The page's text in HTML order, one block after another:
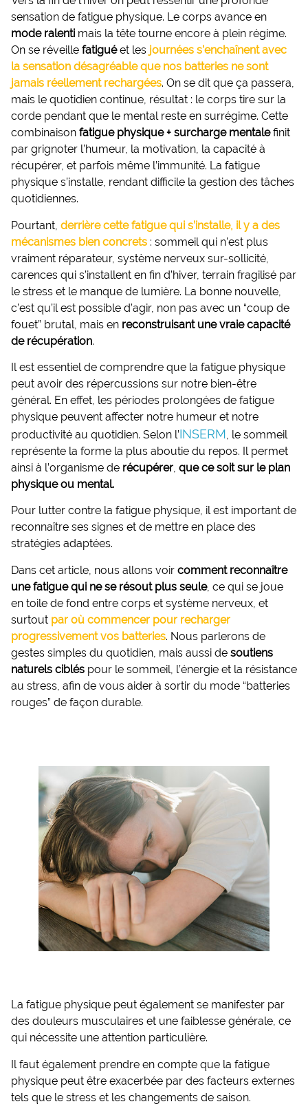
sensation de fatigue physique. Le corps avance en
mode ralenti mais la tête tourne encore à plein régime.
On se réveille fatiguéet les journées s’enchaînent avec
la sensation désagréable que nos batteries ne sont
jamais réellement rechargées. On se dit que ça passera,
mais le quotidien continue, résultat : le corps tire sur la
corde pendant que le mental reste en surrégime. Cette
combinaison fatigue physique + surcharge mentalefinit
par grignoter l’humeur, la motivation, la capacité à
récupérer, et parfois même l’immunité. La fatigue
physique s’installe, rendant difficile la gestion des tâches
quotidiennes.
Pourtant, derrière cette fatigue qui s’installe, il y a des
mécanismes bien concrets : sommeil qui n’est plus
vraiment réparateur, système nerveux sur-sollicité,
carences qui s’installent en fin d’hiver, terrain fragilisé par
le stress et le manque de lumière. La bonne nouvelle,
c’est qu’il est possible d’agir, non pas avec un “coup de
fouet” brutal, mais en reconstruisant une vraie capacité
de récupération.
Il est essentiel de comprendre que la fatigue physique
peut avoir des répercussions sur notre bien-être
général. En effet, les périodes prolongées de fatigue
physique peuvent affecter notre humeur et notre
productivité au quotidien. Selon l’INSERM, le sommeil
représente la forme la plus aboutie du repos. Il permet
ainsi à l’organisme de récupérer, que ce soit sur le plan
physique ou mental.
Pour lutter contre la fatigue physique, il est important de
reconnaître ses signes et de mettre en place des
stratégies adaptées.
Dans cet article, nous allons voir comment reconnaître
une fatigue qui ne se résout plus seule, ce qui se joue
en toile de fond entre corps et système nerveux, et
surtout par où commencer pour recharger
progressivement vos batteries. Nous parlerons de
gestes simples du quotidien, mais aussi de soutiens
naturels ciblés pour le sommeil, l’énergie et la résistance
au stress, afin de vous aider à sortir du mode “batteries
rouges” de façon durable.
La fatigue physique peut également se manifester par
des douleurs musculaires et une faiblesse générale, ce
qui nécessite une attention particulière.
Il faut également prendre en compte que la fatigue
physique peut être exacerbée par des facteurs externes
tels que le stress et les changements de saison.